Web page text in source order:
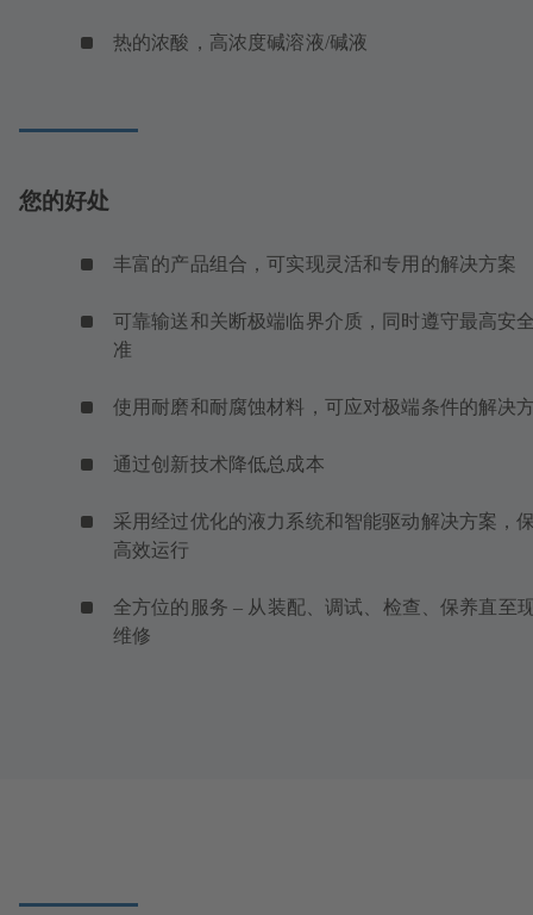
热的浓酸，高浓度碱溶液/碱液
您的好处
丰富的产品组合，可实现灵活和专用的解决方案
可靠输送和关断极端临界介质，同时遵守最高安
准
使用耐磨和耐腐蚀材料，可应对极端条件的解决
通过创新技术降低总成本
采用经过优化的液力系统和智能驱动解决方案，
高效运行
全方位的服务 – 从装配、调试、检查、保养直至
维修